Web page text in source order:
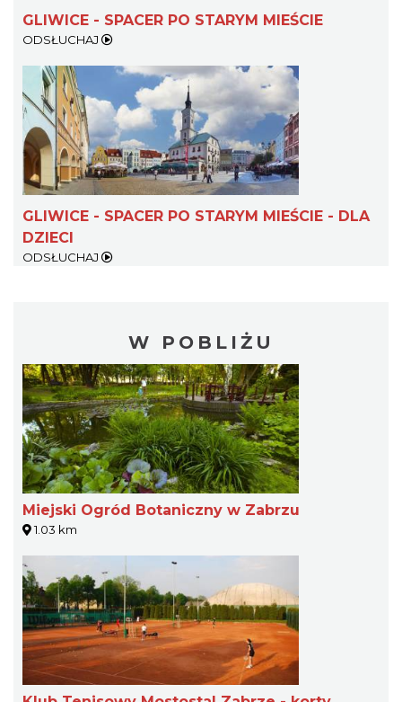
GLIWICE - SPACER PO STARYM MIEŚCIE
ODSŁUCHAJ
GLIWICE - SPACER PO STARYM MIEŚCIE - DLA
DZIECI
ODSŁUCHAJ
W POBLIŻU
Miejski Ogród Botaniczny w Zabrzu
1.03 km